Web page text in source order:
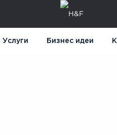
Услуги Бизнес идеи